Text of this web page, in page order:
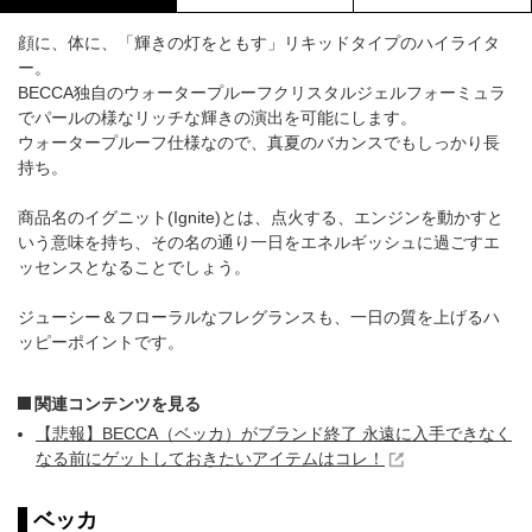
顔に、体に、「輝きの灯をともす」リキッドタイプのハイライタ
ー。
BECCA独自のウォータープルーフクリスタルジェルフォーミュラ
でパールの様なリッチな輝きの演出を可能にします。
ウォータープルーフ仕様なので、真夏のバカンスでもしっかり長
持ち。
商品名のイグニット(Ignite)とは、点火する、エンジンを動かすと
いう意味を持ち、その名の通り一日をエネルギッシュに過ごすエ
ッセンスとなることでしょう。
ジューシー＆フローラルなフレグランスも、一日の質を上げるハ
ッピーポイントです。
関連コンテンツを見る
【悲報】BECCA（ベッカ）がブランド終了 永遠に入手できなく
なる前にゲットしておきたいアイテムはコレ！
ベッカ